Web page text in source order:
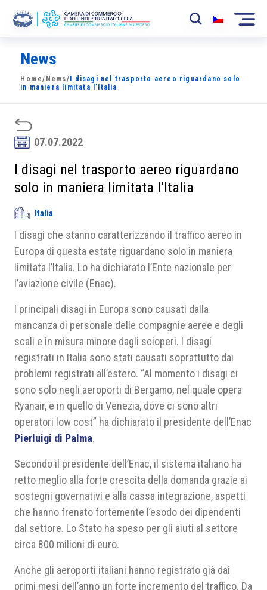
La Camera
News
Sviluppo Mercato
Soci
Partner
Progetti
Area riservata
News
Home/ News/ I disagi nel trasporto aereo riguardano solo
in maniera limitata l’Italia
07.07.2022
I disagi nel trasporto aereo riguardano
solo in maniera limitata l’Italia
Italia
I disagi che stanno caratterizzando il traffico aereo in
Europa di questa estate riguardano solo in maniera
limitata l’Italia. Lo ha dichiarato l’Ente nazionale per
l’aviazione civile (Enac).
I principali disagi in Europa sono causati dalla
mancanza di personale delle compagnie aeree e degli
scali e in misura minore dagli scioperi. I disagi
registrati in Italia sono stati causati soprattutto dai
problemi registrati all’estero. “Al momento i disagi ci
sono solo negli aeroporti di Bergamo, nel quale opera
Ryanair, e in quello di Venezia, dove ci sono altri
operatori low cost” ha dichiarato il presidente dell’Enac
Pierluigi di Palma.
Secondo il presidente dell’Enac, il sistema italiano ha
retto meglio alla forte crescita della domanda grazie ai
sostegni governativi e alla cassa integrazione, aspetti
che hanno frenato fortemente l’esodo dei dipendenti
dal settore. Lo Stato ha speso per gli aiuti al settore
circa 800 milioni di euro.
Anche gli aeroporti italiani hanno registrato già dai
primi mesi dell’anno un forte incremento del traffico. Da